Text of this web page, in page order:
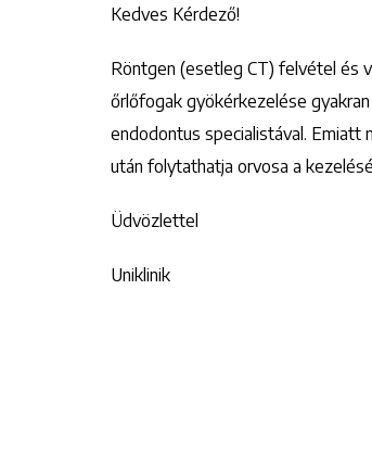
Kedves Kérdező!
Röntgen (esetleg CT) felvétel és
őrlőfogak gyökérkezelése
endodontus specialistával.
után folytathatja orvosa a
Üdvözlettel
Uniklinik